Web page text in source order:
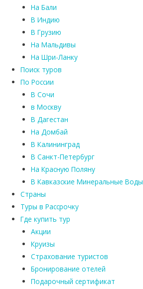
На Бали
В Индию
В Грузию
На Мальдивы
На Шри-Ланку
Поиск туров
По России
В Сочи
в Москву
В Дагестан
На Домбай
В Калининград
В Санкт-Петербург
На Красную Поляну
В Кавказские Минеральные Воды
Страны
Туры в Рассрочку
Где купить тур
Акции
Круизы
Страхование туристов
Бронирование отелей
Подарочный сертификат